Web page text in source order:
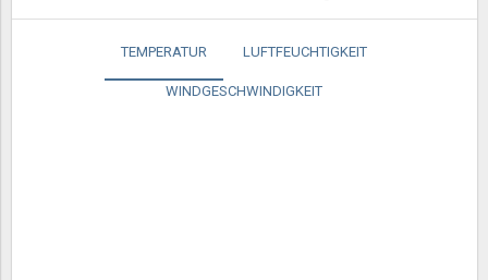
TEMPERATUR LUFTFEUCHTIGKEIT
WINDGESCHWINDIGKEIT